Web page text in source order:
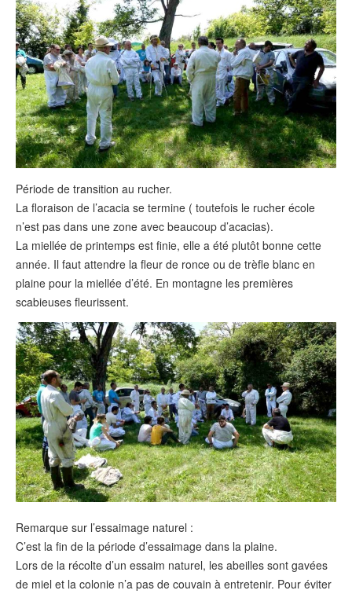
Période de transition au rucher.
La floraison de l’acacia se termine ( toutefois le rucher école
n’est pas dans une zone avec beaucoup d’acacias).
La miellée de printemps est finie, elle a été plutôt bonne cette
année. Il faut attendre la fleur de ronce ou de trèfle blanc en
plaine pour la miellée d’été. En montagne les premières
scabieuses fleurissent.
Remarque sur l’essaimage naturel :
C’est la fin de la période d’essaimage dans la plaine.
Lors de la récolte d’un essaim naturel, les abeilles sont gavées
de miel et la colonie n’a pas de couvain à entretenir. Pour éviter